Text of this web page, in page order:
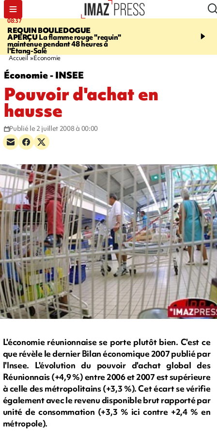
08:37
REQUIN BOULEDOGUE
APERÇU La flamme rouge "requin"
maintenue pendant 48 heures à
l'Étang-Salé
11:31
poutres en aluminium
Accueil Économie
Économie - INSEE
Pouvoir d'achat en
hausse
Publié le 2 juillet 2008 à 00:00
L'économie réunionnaise se porte plutôt bien. C'est ce
que révèle le dernier Bilan économique 2007 publié par
l'Insee. L'évolution du pouvoir d'achat global des
Réunionnais (+4,9 %) entre 2006 et 2007 est supérieure
à celle des métropolitains (+3,3 %). Cet écart se vérifie
également avec le revenu disponible brut rapporté par
unité de consommation (+3,3 % ici contre +2,4 % en
métropole).